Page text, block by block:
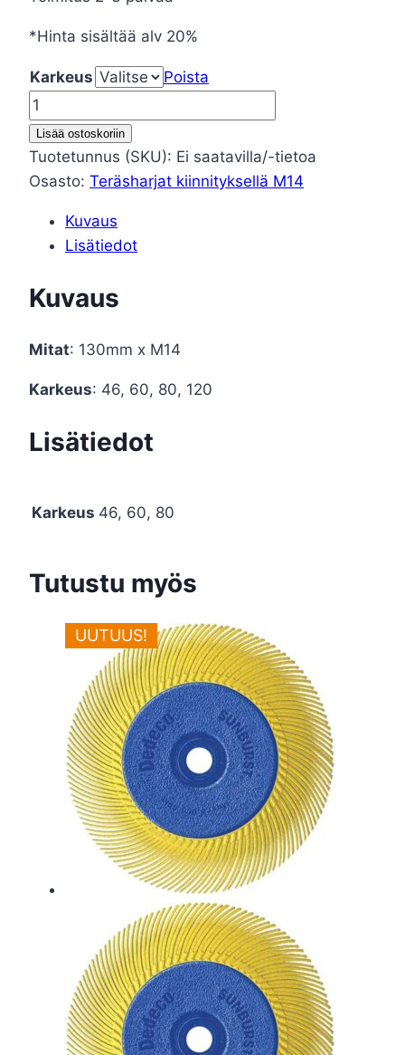
*Hinta sisältää alv 20%
Karkeus
Poista
Viimestelyharjat
M14
(kulmahiomakoneeseen)
määrä
Lisää ostoskoriin
Tuotetunnus (SKU): Ei saatavilla/-tietoa
Osasto: Teräsharjat kiinnityksellä M14
Kuvaus
Lisätiedot
Kuvaus
Mitat: 130mm x M14
Karkeus: 46, 60, 80, 120
Lisätiedot
Karkeus 46, 60, 80
Tutustu myös
UUTUUS!